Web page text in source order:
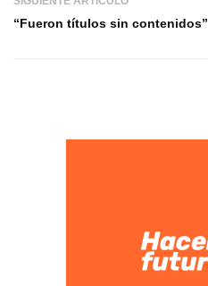
“Fueron títulos sin contenidos”